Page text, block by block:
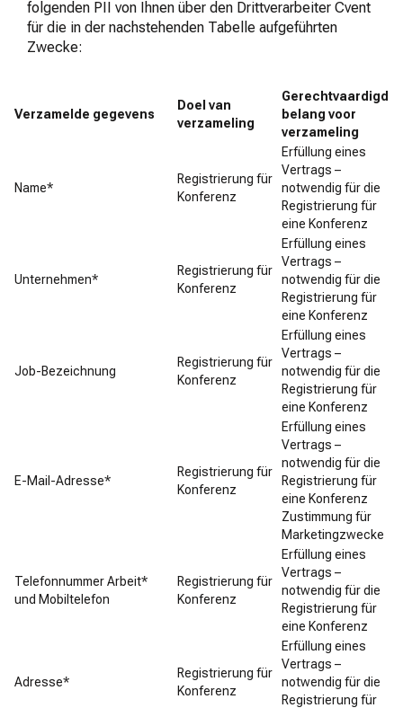
folgenden PII von Ihnen über den Drittverarbeiter Cvent
für die in der nachstehenden Tabelle aufgeführten
Zwecke:
Verzamelde gegevens
Doel van
verzameling
Gerechtvaardigd
belang voor
verzameling
Name*
Registrierung für
Konferenz
Erfüllung eines
Vertrags –
notwendig für die
Registrierung für
eine Konferenz
Unternehmen*
Registrierung für
Konferenz
Erfüllung eines
Vertrags –
notwendig für die
Registrierung für
eine Konferenz
Job-Bezeichnung
Registrierung für
Konferenz
Erfüllung eines
Vertrags –
notwendig für die
Registrierung für
eine Konferenz
E-Mail-Adresse*
Registrierung für
Konferenz
Erfüllung eines
Vertrags –
notwendig für die
Registrierung für
eine Konferenz
Zustimmung für
Marketingzwecke
Telefonnummer Arbeit*
und Mobiltelefon
Registrierung für
Konferenz
Erfüllung eines
Vertrags –
notwendig für die
Registrierung für
eine Konferenz
Adresse*
Registrierung für
Konferenz
Erfüllung eines
Vertrags –
notwendig für die
Registrierung für